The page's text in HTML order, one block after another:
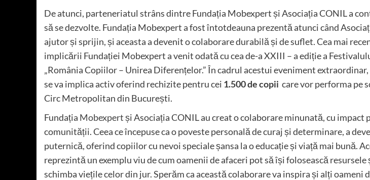
De atunci, parteneriatul strâns dintre Fundația Mobexpert și Asociația CONIL a
să se dezvolte. Fundația Mobexpert a fost întotdeauna prezentă atunci când
ajutor și sprijin, și aceasta a devenit o colaborare durabilă și de suflet. Cea mai
implicării Fundației Mobexpert a venit odată cu cea de-a XXIII – a ediție a
„România Copiilor – Unirea Diferențelor.” În cadrul acestui eveniment
se va implica activ oferind rechizite pentru cei 1.500 de copii care vor performa pe
Circ Metropolitan din București.
Fundația Mobexpertși Asociația CONIL au creat o colaborare minunată, cu impact
comunității. Ceea ce începuse ca o poveste personală de curaj și determinare, a
puternică, oferind copiilor cu nevoi speciale șansa la o educație și viață mai bună.
reprezintă un exemplu viu de cum oamenii de afaceri pot să își folosească
schimba viețile celor din jur. Sperăm ca această colaborare va inspira și alți oameni